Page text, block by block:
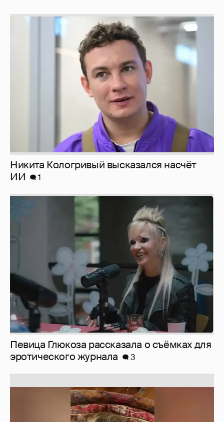
Никита Кологривый высказался насчёт
ИИ
1
Певица Глюкоза рассказала о съёмках для
эротического журнала
3